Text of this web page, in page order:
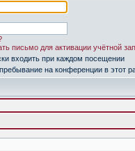
письмо для активации учётной
входить при каждом посещении
на конференции в этот